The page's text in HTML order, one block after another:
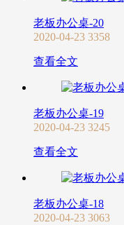
老板办公桌-20
2020-04-23 3358
查看全文
老板办公桌-19
2020-04-23 3245
查看全文
老板办公桌-18
2020-04-23 3063